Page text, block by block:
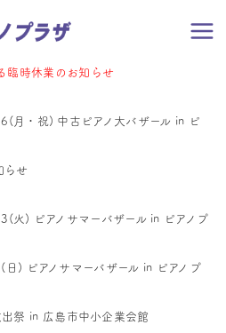
臨時休業のお知らせ
月・祝) 中古ピアノ大バザール in ピ
らせ
火) ピアノサマーバザール in ピアノプ
) ピアノサマーバザール in ピアノプ
出祭 in 広島市中小企業会館